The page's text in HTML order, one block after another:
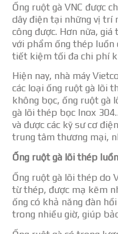
Ống ruột gà VNC được
dây điện tại những vị trí
công được. Hơn nữa,
với phẩm ống thép luồn
tiết kiệm tối đa chi phí
Hiện nay, nhà máy
các loại ống ruột gà lõi
không bọc, ống ruột gà
gà lõi thép bọc Inox
và được các kỹ sư cơ
trung tâm thương mại,
Ống ruột gà lõi thép
Ống ruột gà lõi thép do
từ thép, được mạ kẽm
ống có khả năng đàn
trong nhiều giờ, giúp